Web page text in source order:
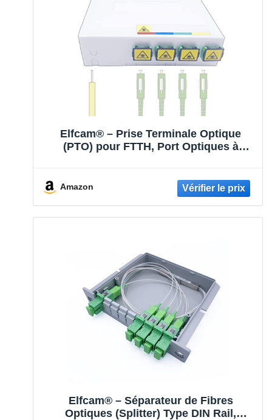
Elfcam® – Prise Terminale Optique
(PTO) pour FTTH, Port Optiques à
Amazon
Elfcam® – Séparateur de Fibres
Optiques (Splitter) Type DIN Rail,